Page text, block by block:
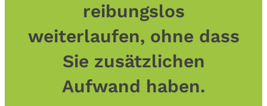
reibungslos
weiterlaufen, ohne dass
Sie zusätzlichen
Aufwand haben.